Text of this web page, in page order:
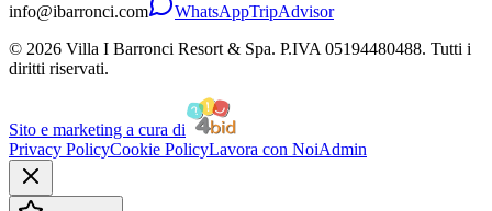
info@ibarronci.com WhatsAppTripAdvisor
© 2026 Villa I Barronci Resort & Spa. P.IVA 05194480488. Tutti i
diritti riservati.
Sito e marketing a cura di
Privacy PolicyCookie PolicyLavora con NoiAdmin